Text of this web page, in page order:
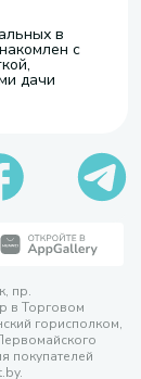
в
с
дачи
пр.
в Торговом
горисполком,
покупателей